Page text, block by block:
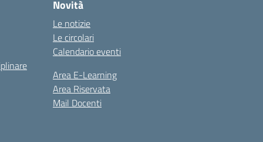
Novità
Le notizie
Le circolari
Calendario eventi
Area E-Learning
Area Riservata
Mail Docenti